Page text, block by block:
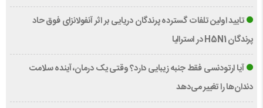
تایید اولین تلفات گسترده پرندگان دریایی بر اثر آنفولانزای فوق حاد
پرندگان H5N1 در استرالیا
آیا ارتودنسی فقط جنبه زیبایی دارد؟ وقتی یک درمان، آینده سلامت
دندان‌ها را تغییر می‌دهد